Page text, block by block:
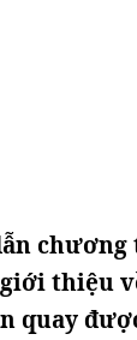
thiệu
quay